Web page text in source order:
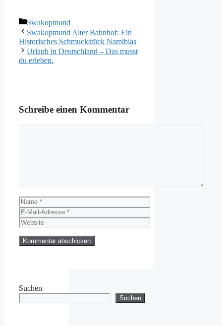
Kategorien
Swakopmund
Swakopmund Alter Bahnhof: Ein
Historisches Schmuckstück Namibias
Urlaub in Deutschland – Das musst
du erleben.
Schreibe einen Kommentar
Name
E-
Mail-
Adresse
Website
Suchen
Suchen